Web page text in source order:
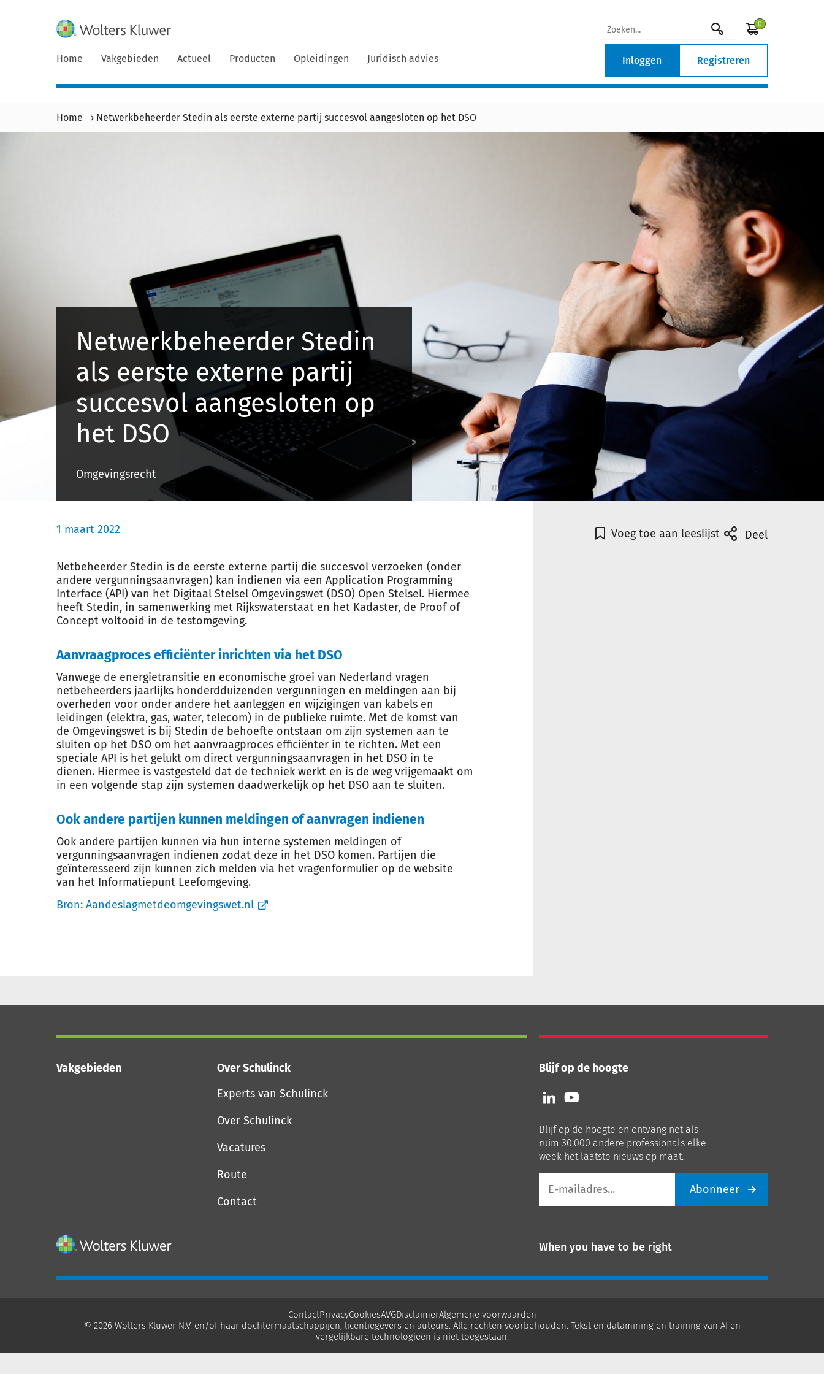
0
Home Vakgebieden Actueel Producten Opleidingen Juridisch advies Inloggen Registreren
Home › Netwerkbeheerder Stedin als eerste externe partij succesvol aangesloten op het DSO
Netwerkbeheerder Stedin
als eerste externe partij
succesvol aangesloten op
het DSO
Omgevingsrecht
1 maart 2022
Netbeheerder Stedin is de eerste externe partij die succesvol verzoeken (onder
andere vergunningsaanvragen) kan indienen via een Application Programming
Interface (API) van het Digitaal Stelsel Omgevingswet (DSO) Open Stelsel. Hiermee
heeft Stedin, in samenwerking met Rijkswaterstaat en het Kadaster, de Proof of
Concept voltooid in de testomgeving.
Aanvraagproces efficiënter inrichten via het DSO
Vanwege de energietransitie en economische groei van Nederland vragen
netbeheerders jaarlijks honderdduizenden vergunningen en meldingen aan bij
overheden voor onder andere het aanleggen en wijzigingen van kabels en
leidingen (elektra, gas, water, telecom) in de publieke ruimte. Met de komst van
de Omgevingswet is bij Stedin de behoefte ontstaan om zijn systemen aan te
sluiten op het DSO om het aanvraagproces efficiënter in te richten. Met een
speciale API is het gelukt om direct vergunningsaanvragen in het DSO in te
dienen. Hiermee is vastgesteld dat de techniek werkt en is de weg vrijgemaakt om
in een volgende stap zijn systemen daadwerkelijk op het DSO aan te sluiten.
Ook andere partijen kunnen meldingen of aanvragen indienen
Ook andere partijen kunnen via hun interne systemen meldingen of
vergunningsaanvragen indienen zodat deze in het DSO komen. Partijen die
geïnteresseerd zijn kunnen zich melden via het vragenformulier op de website
van het Informatiepunt Leefomgeving.
Bron: Aandeslagmetdeomgevingswet.nl
Voeg toe aan leeslijst Deel
Vakgebieden
Over Schulinck
Experts van Schulinck
Over Schulinck
Vacatures
Route
Contact
Blijf op de hoogte
Volg
ons
LinkedIn
Volg
ons
Youtube
Blijf op de hoogte en ontvang net als
ruim 30.000 andere professionals elke
week het laatste nieuws op maat.
mailadres
Abonneer
When you have to be right
ContactPrivacyCookiesAVGDisclaimerAlgemene voorwaarden
© 2026 Wolters Kluwer N.V. en/of haar dochtermaatschappijen, licentiegevers en auteurs. Alle rechten voorbehouden. Tekst en datamining en training van AI en
vergelijkbare technologieën is niet toegestaan.